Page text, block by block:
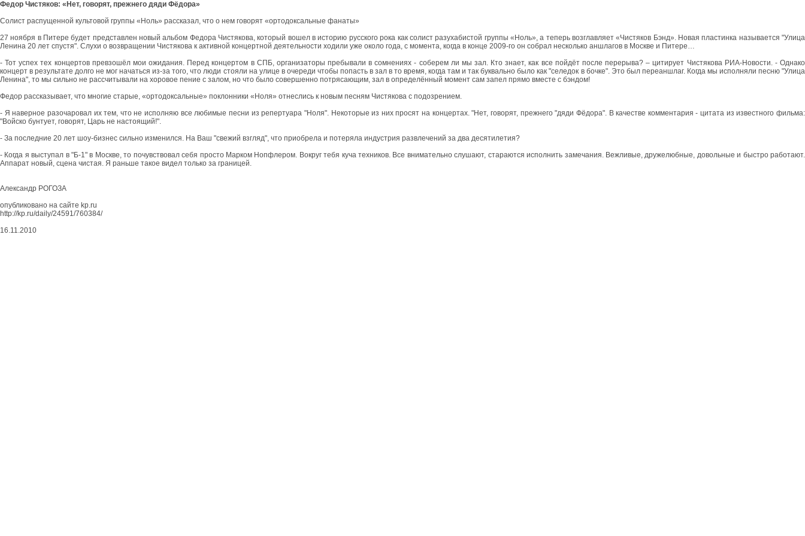
Федор Чистяков: «Нет, говорят, прежнего дяди Фёдора»
Солист распущенной культовой группы «Ноль» рассказал, что о нем говорят «ортодоксальные фанаты»
27 ноября в Питере будет представлен новый альбом Федора Чистякова, который вошел в историю русского рока как солист разухабистой группы «Ноль», а теперь возглавляет «Чистяков Бэнд». Новая пластинка называется "Улица
Ленина 20 лет спустя". Слухи о возвращении Чистякова к активной концертной деятельности ходили уже около года, с момента, когда в конце 2009-го он собрал несколько аншлагов в Москве и Питере…
- Тот успех тех концертов превзошёл мои ожидания. Перед концертом в СПБ, организаторы пребывали в сомнениях - соберем ли мы зал. Кто знает, как все пойдёт после перерыва? – цитирует Чистякова РИА-Новости. - Однако
концерт в результате долго не мог начаться из-за того, что люди стояли на улице в очереди чтобы попасть в зал в то время, когда там и так буквально было как "селедок в бочке". Это был переаншлаг. Когда мы исполняли песню "Улица
Ленина", то мы сильно не рассчитывали на хоровое пение с залом, но что было совершенно потрясающим, зал в определённый момент сам запел прямо вместе с бэндом!
Федор рассказывает, что многие старые, «ортодоксальные» поклонники «Ноля» отнеслись к новым песням Чистякова с подозрением.
- Я наверное разочаровал их тем, что не исполняю все любимые песни из репертуара "Ноля". Некоторые из них просят на концертах. "Нет, говорят, прежнего "дяди Фёдора". В качестве комментария - цитата из известного фильма:
"Войско бунтует, говорят, Царь не настоящий!".
- За последние 20 лет шоу-бизнес сильно изменился. На Ваш "свежий взгляд", что приобрела и потеряла индустрия развлечений за два десятилетия?
- Когда я выступал в "Б-1" в Москве, то почувствовал себя просто Марком Нопфлером. Вокруг тебя куча техников. Все внимательно слушают, стараются исполнить замечания. Вежливые, дружелюбные, довольные и быстро работают.
Аппарат новый, сцена чистая. Я раньше такое видел только за границей.
Александр РОГОЗА
опубликовано на сайте kp.ru
http://kp.ru/daily/24591/760384/
16.11.2010